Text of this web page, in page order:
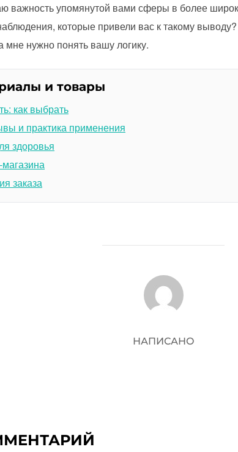
важность упомянутой вами сферы в более
которые привели вас к такому
мне нужно понять вашу логику.
и товары
как выбрать
и практика применения
здоровья
магазина
заказа
АВТОР ЗАПИСИ
НАПИСАНО